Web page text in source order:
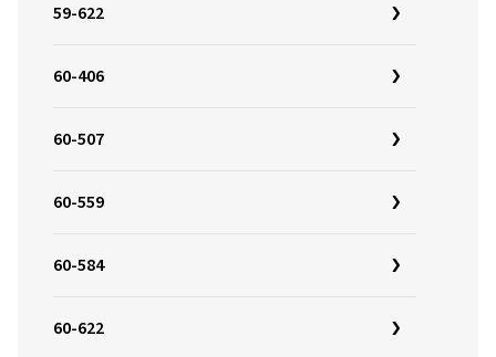
59-622
60-406
60-507
60-559
60-584
60-622